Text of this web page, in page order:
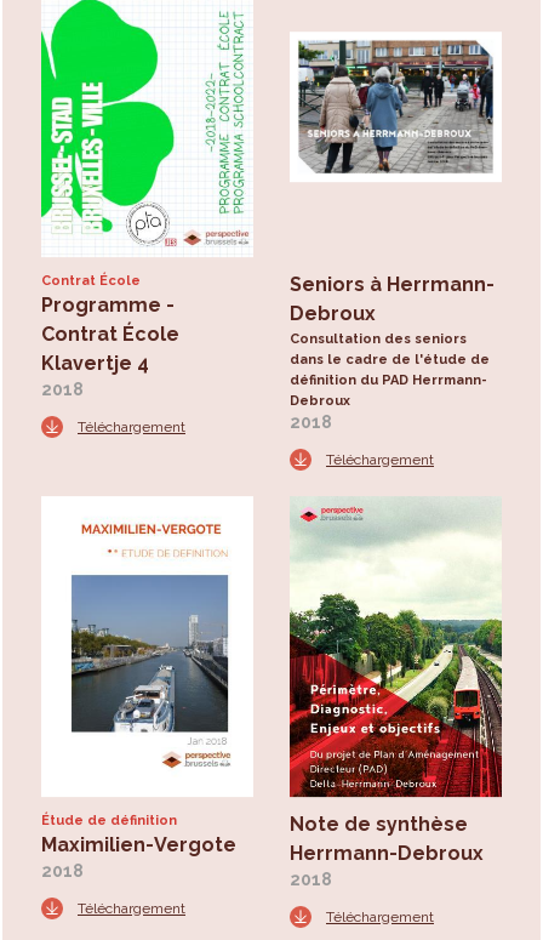
Contrat École
Programme -
Contrat École
Klavertje 4
2018
Téléchargement
Seniors à Herrmann-
Debroux
Consultation des seniors
dans le cadre de l'étude de
définition du PAD Herrmann-
Debroux
2018
Téléchargement
Étude de définition
Maximilien-Vergote
2018
Téléchargement
Note de synthèse
Herrmann-Debroux
2018
Téléchargement